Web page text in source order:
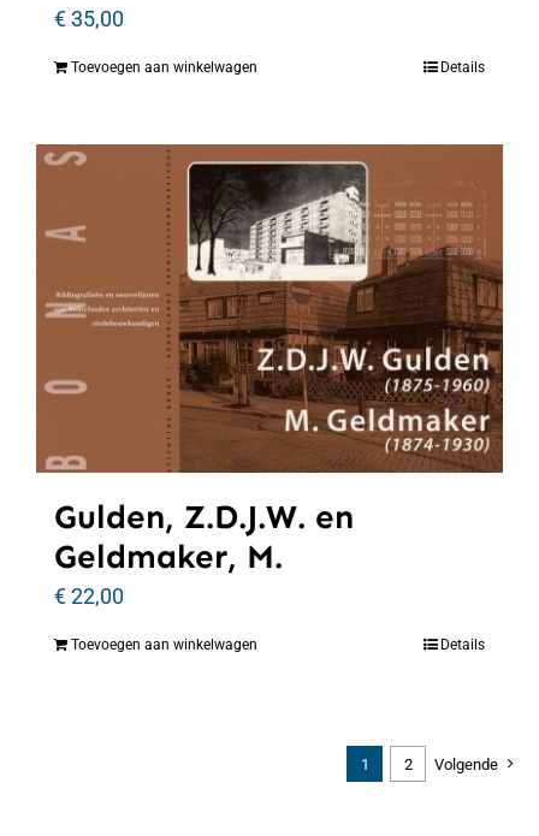
€35,00
Toevoegen aan winkelwagen Details
Gulden, Z.D.J.W. en
Geldmaker, M.
€22,00
Toevoegen aan winkelwagen Details
1 2 Volgende